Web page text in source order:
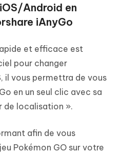
Android en
iAnyGo
et efficace est
pour changer
il vous permettra de vous
en un seul clic avec sa
de localisation ».
afin de vous
Pokémon GO sur votre